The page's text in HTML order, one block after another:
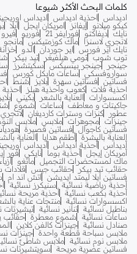
كلمات البحث الأكثر شيوعا
اديداس احذية اديداس اديداس
كيكو ميلانو
إيفانز امريكان ايجل ايلا
نايك ديفاكتو فورايفر 21 فوريو
لانجري لاسنزا
ماك كوزمتيكس مانجو
نايك اير فورس
اير جوردان الدو
توب شوب تومي هيلفيغر تيد بيكر
جينجر
جينجر بيسيكس سكيتشرز
سواروفسكي
ساعات مايكل كورس
فساتين
فساتين سهرة بلايز شنط
احذية فلات كعوب واحذية هيلز
اكسسوارات
العناية بالشعر بكيني بلايز
جاكيتات و معاطف
ساعات شموع
عطور
كنزات وسترات كارديغان لانجري
جينزات مجوهرات ملابس ملابس
فساتين كاجوال
فساتين قصيرة
العناية بالبشرة أطقم هدايا العناية
أديداس أحذية أديداس أديداس
أمريكان إيجل أحذية بوما نايكي فور
ماك لمستحضرات التجميل مانغو
حقائب تيد بيكر
حقائب جيس
فساتين ايلا ليمتد ايديشن
اتش اند ام
أحذية رياضية نسائية
سنيكرز نسائية
أحذية بكعب نسائية أحذية مريحة
اكسسوارات نسائية منتجات عناية
بناطيل نسائية تنانير نسائية تيشيرتات
ساعات نسائية
شموع معطرة حقائب
صنادل نسائية جينزات كالفن كلاين
ملابس سباحة قطعة واحدة جينزات
ملابس نوم نسائية ملابس شاطئ
فساتين عصرية مريحة
سويتشيرتات